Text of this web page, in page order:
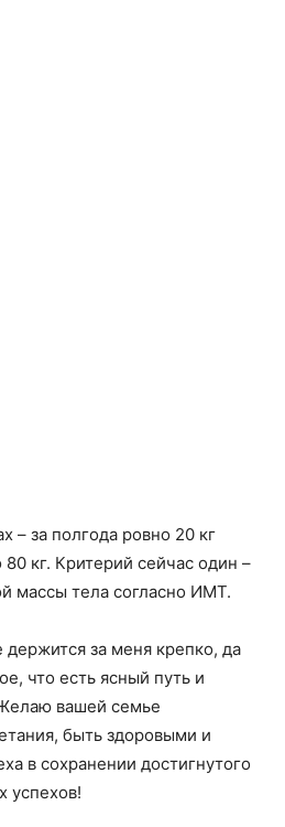
– за полгода ровно 20 кг
80 кг. Критерий сейчас один –
массы тела согласно ИМТ.
за меня крепко, да
что есть ясный путь и
вашей семье
быть здоровыми и
в сохранении достигнутого
успехов!